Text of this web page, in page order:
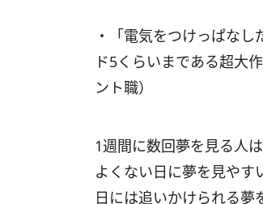
・「電気をつけっぱな
ド5くらいまである超大
ント職）
1週間に数回夢を見る人
よくない日に夢を見やす
日には追いかけられる夢